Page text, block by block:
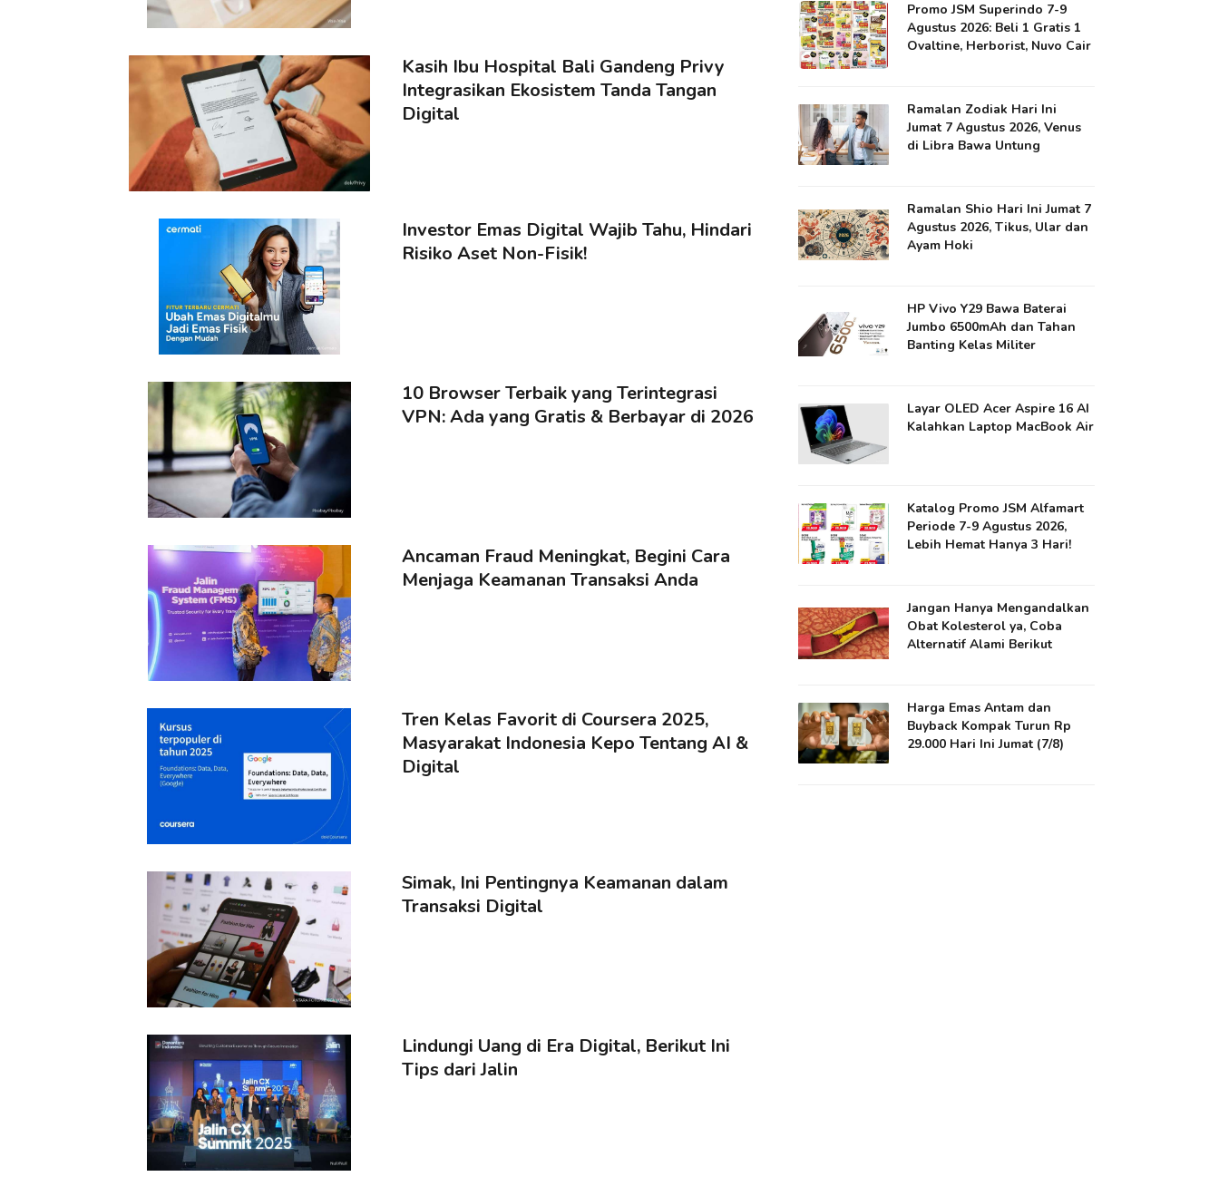
Kasih Ibu Hospital Bali Gandeng Privy
Integrasikan Ekosistem Tanda Tangan
Digital
Investor Emas Digital Wajib Tahu, Hindari
Risiko Aset Non-Fisik!
10 Browser Terbaik yang Terintegrasi
VPN: Ada yang Gratis & Berbayar di 2026
Ancaman Fraud Meningkat, Begini Cara
Menjaga Keamanan Transaksi Anda
Tren Kelas Favorit di Coursera 2025,
Masyarakat Indonesia Kepo Tentang AI &
Digital
Simak, Ini Pentingnya Keamanan dalam
Transaksi Digital
Lindungi Uang di Era Digital, Berikut Ini
Tips dari Jalin
Promo JSM Superindo 7-9
Agustus 2026: Beli 1 Gratis 1
Ovaltine, Herborist, Nuvo Cair
Ramalan Zodiak Hari Ini
Jumat 7 Agustus 2026, Venus
di Libra Bawa Untung
Ramalan Shio Hari Ini Jumat 7
Agustus 2026, Tikus, Ular dan
Ayam Hoki
HP Vivo Y29 Bawa Baterai
Jumbo 6500mAh dan Tahan
Banting Kelas Militer
Layar OLED Acer Aspire 16 AI
Kalahkan Laptop MacBook Air
Katalog Promo JSM Alfamart
Periode 7-9 Agustus 2026,
Lebih Hemat Hanya 3 Hari!
Jangan Hanya Mengandalkan
Obat Kolesterol ya​, Coba
Alternatif Alami Berikut
Harga Emas Antam dan
Buyback Kompak Turun Rp
29.000 Hari Ini Jumat (7/8)